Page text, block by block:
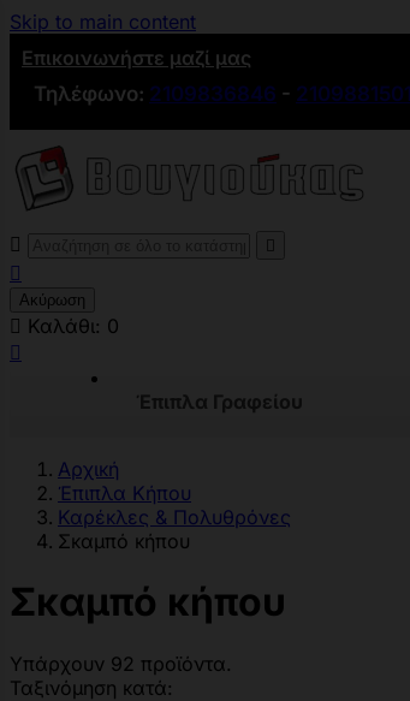
Skip to main content
Επικοινωνήστε μαζί μας
Τηλέφωνο: 2109836846 - 2109881501
 

Ακύρωση
 Καλάθι: 0

Έπιπλα Γραφείου
Αρχική
Έπιπλα Κήπου
Καρέκλες & Πολυθρόνες
Σκαμπό κήπου
Σκαμπό κήπου
Υπάρχουν 92 προϊόντα.
Ταξινόμηση κατά: